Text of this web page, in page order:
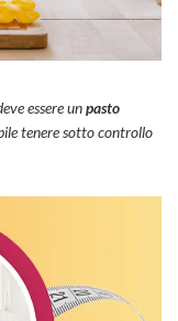
essere unpasto
tenere sotto controllo